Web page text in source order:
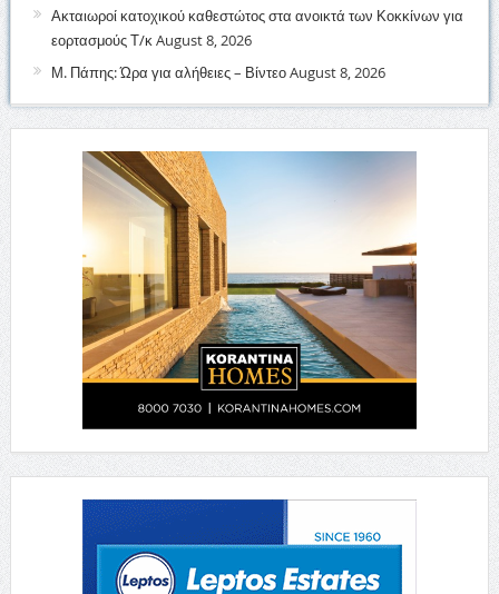
Ακταιωροί κατοχικού καθεστώτος στα ανοικτά των Κοκκίνων για
εορτασμούς Τ/κAugust 8, 2026
Μ. Πάπης: Ώρα για αλήθειες – ΒίντεοAugust 8, 2026